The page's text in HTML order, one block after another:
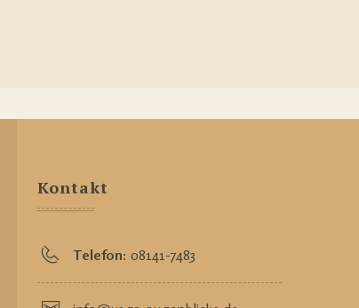
Kontakt
Telefon: 08141-7483